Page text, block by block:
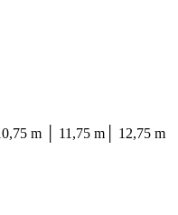
m │ 11,75 m│ 12,75 m